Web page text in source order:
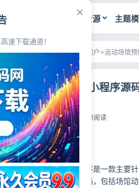
源码资源 主题
首页>源码资源>地方门户>运动场馆
运动场馆预约小程序源
彩虹源码网
2026-06-14 11阅读
源码简介
运动场馆预约小程序是一款主要
程序前后端完整代码，包括场馆
速下载通道！